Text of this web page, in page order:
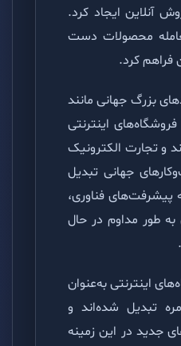
آنلاین ایجاد کرد.
محصولات دست
فراهم کرد.
بزرگ جهانی مانند
فروشگاه‌های اینترنتی
و تجارت الکترونیک
جهانی تبدیل
فناوری،
به طور مداوم در حال
اینترنتی به‌عنوان
تبدیل شده‌اند و
جدید در این زمینه